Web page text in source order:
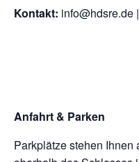
Kontakt: info@hdsre.de
Anfahrt & Parken
Parkplätze stehen